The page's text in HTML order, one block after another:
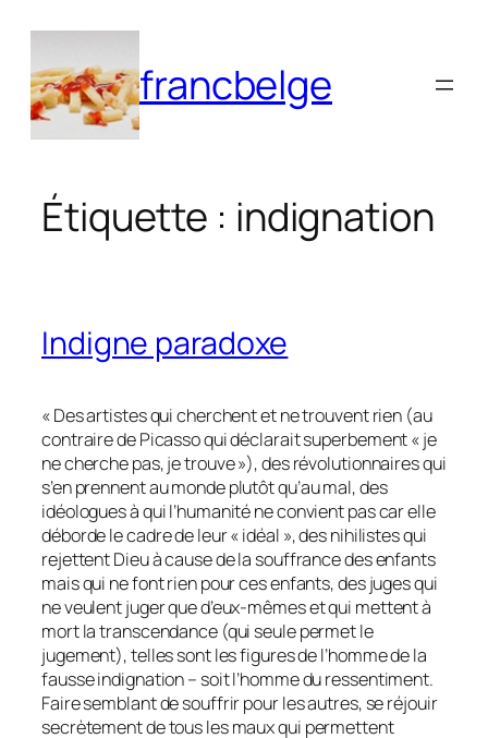
contenu
francbelge
Étiquette : indignation
Indigne paradoxe
« Des artistes qui cherchent et ne trouvent rien (au
contraire de Picasso qui déclarait superbement « je
ne cherche pas, je trouve »), des révolutionnaires qui
s’en prennent au monde plutôt qu’au mal, des
idéologues à qui l’humanité ne convient pas car elle
déborde le cadre de leur « idéal », des nihilistes qui
rejettent Dieu à cause de la souffrance des enfants
mais qui ne font rien pour ces enfants, des juges qui
ne veulent juger que d’eux-mêmes et qui mettent à
mort la transcendance (qui seule permet le
jugement), telles sont les figures de l’homme de la
fausse indignation – soit l’homme du ressentiment.
Faire semblant de souffrir pour les autres, se réjouir
secrètement de tous les maux qui permettent